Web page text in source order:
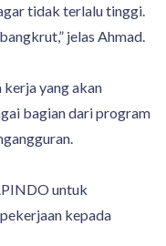
tidak terlalu tinggi.
jelas Ahmad.
kerja yang akan
bagian dari program
untuk
kepada